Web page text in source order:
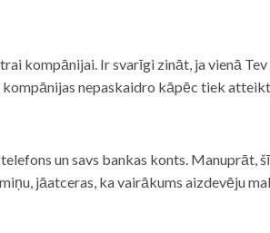
kompānijai. Ir svarīgi zināt, ja vienā
nepaskaidro kāpēc tiek
un savs bankas konts. Manuprāt,
jāatceras, ka vairākums aizdevēju